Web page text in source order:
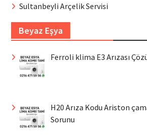
Sultanbeyli Arçelik Servisi
Beyaz Eşya
Ferroli klima E3 Arızası
H20 Arıza Kodu Ariston
Sorunu